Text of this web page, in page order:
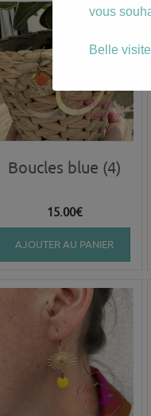
Boucles blue (4)
15.00€
AJOUTER AU PANIER
vous
Belle